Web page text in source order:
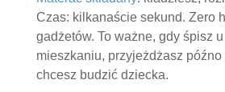
Czas: kilkanaście sekund. Zero
gadżetów. To ważne, gdy śpisz
mieszkaniu, przyjeżdżasz
chcesz budzić dziecka.